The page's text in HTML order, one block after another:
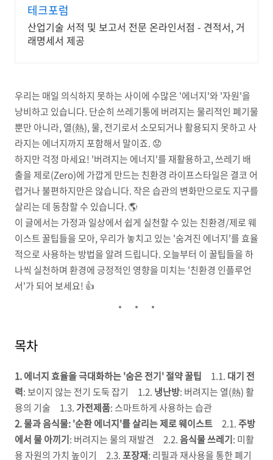
테크포럼
산업기술 서적 및 보고서 전문 온라인서점 - 견적서, 거
래명세서 제공
우리는 매일 의식하지 못하는 사이에 수많은 '에너지'와 '자원'을
낭비하고 있습니다. 단순히 쓰레기통에 버려지는 물리적인 폐기물
뿐만 아니라, 열(熱), 물, 전기로서 소모되거나 활용되지 못하고 사
라지는 에너지까지 포함해서 말이죠. 😟
하지만 걱정 마세요! '버려지는 에너지'를 재활용하고, 쓰레기 배
출을 제로(Zero)에 가깝게 만드는 친환경 라이프스타일은 결코 어
렵거나 불편하지만은 않습니다. 작은 습관의 변화만으로도 지구를
살리는 데 동참할 수 있습니다. 🌎
이 글에서는 가정과 일상에서 쉽게 실천할 수 있는 친환경/제로 웨
이스트 꿀팁들을 모아, 우리가 놓치고 있는 '숨겨진 에너지'를 효율
적으로 사용하는 방법을 알려 드립니다. 오늘부터 이 꿀팁들을 하
나씩 실천하며 환경에 긍정적인 영향을 미치는 '친환경 인플루언
서'가 되어 보세요! 👍
목차
1. 에너지 효율을 극대화하는 '숨은 전기' 절약 꿀팁 1.1. 대기 전
력: 보이지 않는 전기 도둑 잡기 1.2. 냉난방: 버려지는 열(熱) 활
용의 기술 1.3. 가전제품: 스마트하게 사용하는 습관
2. 물과 음식물: '순환 에너지'를 살리는 제로 웨이스트 2.1.주방
에서 물 아끼기: 버려지는 물의 재발견 2.2.음식물 쓰레기: 미활
용 자원의 가치 높이기 2.3.포장재: 리필과 재사용을 통한 폐기